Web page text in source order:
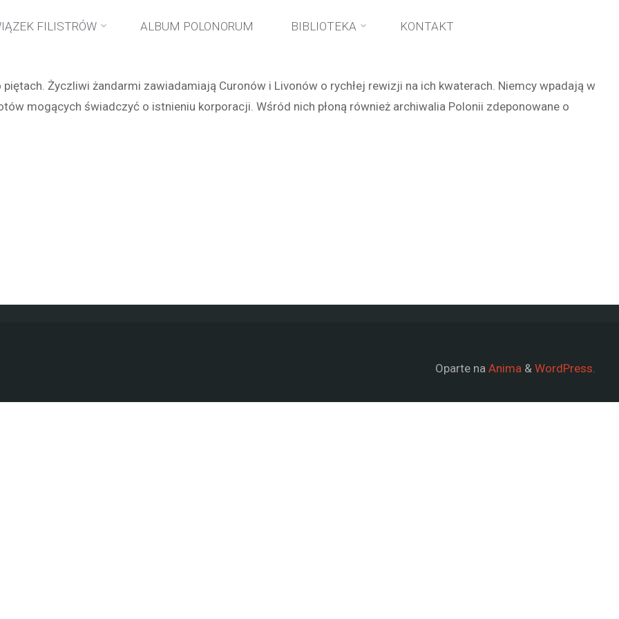
FILISTRÓW ALBUM POLONORUM BIBLIOTEKA KONTAKT
główna
Życzliwi żandarmi zawiadamiają Curonów i Livonów o rychłej rewizji na ich kwaterach. Niemcy wpadają w
mogących świadczyć o istnieniu korporacji. Wśród nich płoną również archiwalia Polonii zdeponowane o
Oparte na Anima & WordPress.